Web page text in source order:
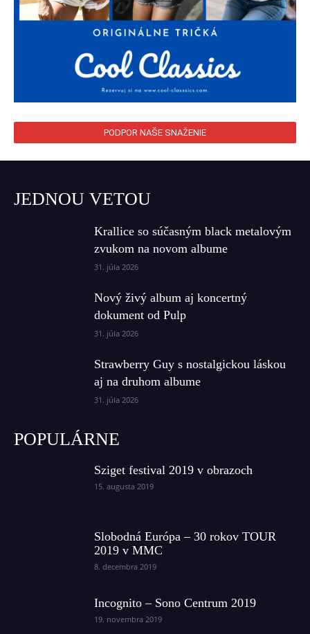
PODPOR NAŠE SNAŽENIE
JEDNOU VETOU
Krallice so súčasným black metalovým
zvukom na novom albume
31. júla 2026
Nový živý album aj koncertný
dokument od Pulp
31. júla 2026
Strawberry Guy s nostalgickou láskou
aj na druhom albume
31. júla 2026
POPULÁRNE
Sziget festival 2019 v obrazoch
15. augusta 2019
Slobodná Európa – 30 rokov TOUR
2019 v MMC
8. decembra 2019
Incognito – Sono Centrum 2019
19. novembra 2019